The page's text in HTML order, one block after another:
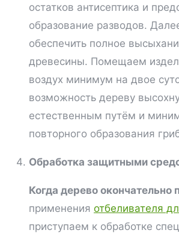
остатков антисептика и
образование разводов.
обеспечить полное
древесины. Помещаем
воздух минимум на двое
возможность дереву
естественным путём и
повторного образования
Обработка защитными
Когда дерево окончательно
применения отбеливателя
приступаем к обработке